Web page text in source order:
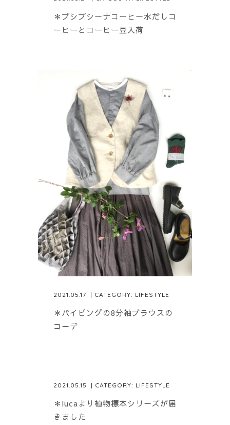
＊プシプシーナコーヒー水だしコ
ーヒーとコーヒー豆入荷
2021.05.17 | CATEGORY: LIFESTYLE
＊パイピングの8分袖ブラウスの
コーデ
2021.05.15 | CATEGORY: LIFESTYLE
＊lucaより植物標本シリーズが届
きました